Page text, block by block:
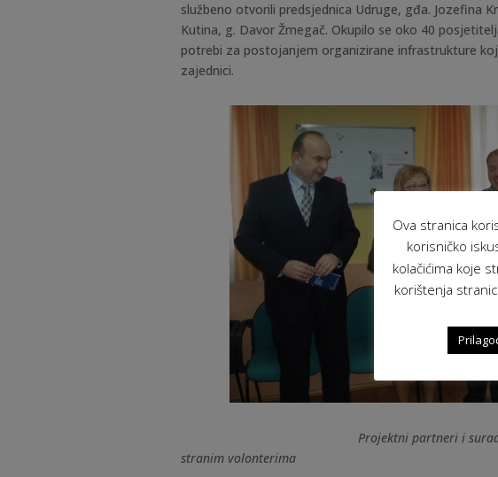
službeno otvorili predsjednica Udruge, gđa. Jozefina
Kutina, g. Davor Žmegač. Okupilo se oko 40
potrebi za postojanjem organizirane infrastrukture
zajednici.
Projektni partneri i suradnici sa
stranim volonterima
Ova stranica
korisničko
kolačićima koje
korištenja